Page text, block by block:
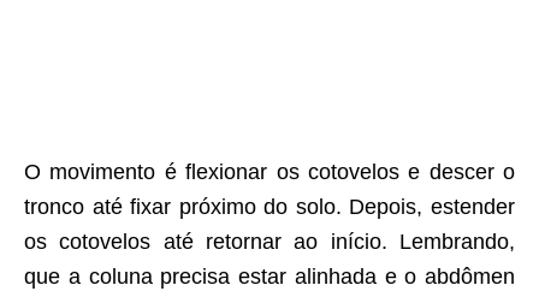
O movimento é flexionar os cotovelos e descer o
tronco até fixar próximo do solo. Depois, estender
os cotovelos até retornar ao início. Lembrando,
que a coluna precisa estar alinhada e o abdômen